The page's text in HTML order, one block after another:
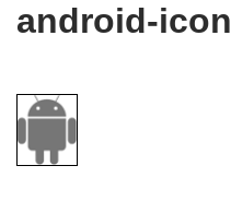
android-icon